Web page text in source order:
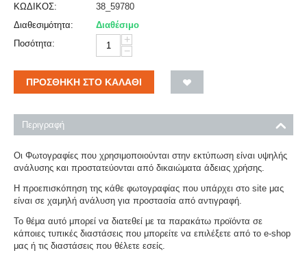
ΚΩΔΙΚΟΣ:
38_59780
Διαθεσιμότητα:
Διαθέσιμο
Ποσότητα:
+
−
ΠΡΟΣΘΉΚΗ ΣΤΟ ΚΑΛΆΘΙ
Περιγραφή
Οι Φωτογραφίες που χρησιμοποιούνται στην εκτύπωση είναι υψηλής
ανάλυσης και προστατεύονται από δικαιώματα άδειας χρήσης.
Η προεπισκόπηση της κάθε φωτογραφίας που υπάρχει στο site μας
είναι σε χαμηλή ανάλυση για προστασία από αντιγραφή.
Το θέμα αυτό μπορεί να διατεθεί με τα παρακάτω προϊόντα σε
κάποιες τυπικές διαστάσεις που μπορείτε να επιλέξετε από το e-shop
μας ή τις διαστάσεις που θέλετε εσείς.